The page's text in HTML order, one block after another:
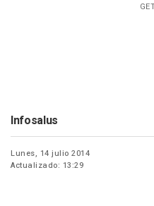
Infosalus
Lunes, 14 julio 2014
Actualizado: 13:29